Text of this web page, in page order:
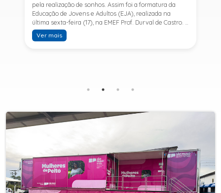
pela realização de sonhos. Assim foi a formatura da
Educação de Jovens e Adultos (EJA), realizada na
última sexta-feira (17), na EMEF Prof. Durval de Castro. A
cerimônia celebrou a conclusão dos estudos de 53
alunos e entrou para a história ao marcar a primeira
SESI, ampliando o acesso à educação e oferecendo uma
retomar os estudos.A última turma da Educação de
Jovens e Adultos formada pelo município foi em 2016,
oferecida em Sete Barras e, a partir de agosto de 2025,
passou por uma importante ampliação. Em parceria
com o SESI, a Prefeitura passou a disponibilizar também
o Ensino Fundamental II (6º ao 9º ano) e o Ensino
Médio, ampliando significativamente as oportunidades
para que jovens e adultos concluam sua formação.A
Ver mais